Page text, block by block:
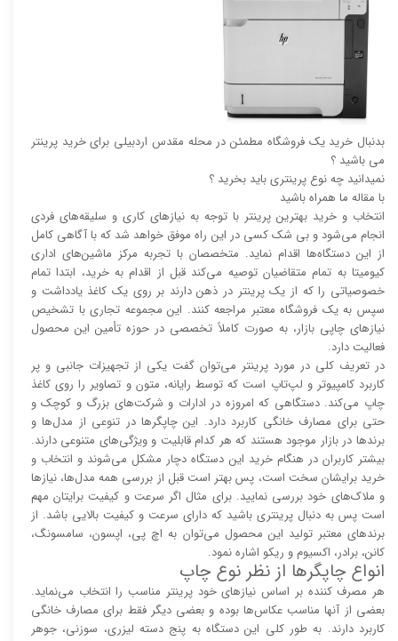
بدنبال خرید یک فروشگاه مطمئن در محله مقدس اردبیلی برای خرید پرینتر
می باشید ؟
نمیدانید چه نوع پرینتری باید بخرید ؟
با مقاله ما همراه باشید
انتخاب و خرید بهترین پرینتر با توجه به نیاز‌‌های کاری و سلیقه‌های فردی
انجام می‌شود و بی شک کسی در این راه موفق خواهد شد که با آگاهی کامل
از این دستگاه‌ها اقدام نماید. متخصصان با تجربه مرکز ماشین‌های اداری
کیومیتا به تمام متقاضیان توصیه می‌کند قبل از اقدام به خرید، ابتدا تمام
خصوصیاتی را که از یک پرینتر در ذهن دارند بر روی یک کاغذ یادداشت و
سپس به یک فروشگاه معتبر مراجعه کنند. این مجموعه تجاری با تشخیص
نیاز‌‌های چاپی بازار، به صورت کاملاً تخصصی در حوزه تأمین این محصول
فعالیت دارد.
در تعریف کلی در مورد پرینتر می‌توان گفت یکی از تجهیزات جانبی و پر
کاربرد کامپیوتر و لپ‌تاپ است که توسط رایانه، متون و تصاویر را روی کاغذ
چاپ می‌کند. دستگاهی که امروزه در ادارات و شرکت‌های بزرگ و کوچک و
حتی برای مصارف خانگی کاربرد دارد. این چاپگر‌ها در تنوعی از مدل‌ها و
برند‌ها در بازار موجود هستند که هر کدام قابلیت و ویژگی‌های متنوعی دارند.
بیشتر کاربران در هنگام خرید این دستگاه دچار مشکل می‌شوند و انتخاب و
خرید برایشان سخت است، پس بهتر است قبل از بررسی همه مدل‌ها، نیاز‌ها
و ملاک‌های خود بررسی نمایید. برای مثال اگر سرعت و کیفیت برایتان مهم
است پس به دنبال پرینتری باشید که دارای سرعت و کیفیت بالایی باشد. از
برند‌های معتبر تولید این محصول می‌توان به اچ پی، اپسون، سامسونگ،
کانن، برادر، اکسیوم و ریکو اشاره نمود.
انواع چاپگر‌ها از نظر نوع چاپ
هر مصرف کننده بر اساس نیاز‌های خود پرینتر مناسب را انتخاب می‌نماید.
بعضی از آنها مناسب عکاس‌ها بوده و بعضی دیگر فقط برای مصارف خانگی
کاربرد دارند. به طور کلی این دستگاه به پنج دسته لیزری، سوزنی، جوهر